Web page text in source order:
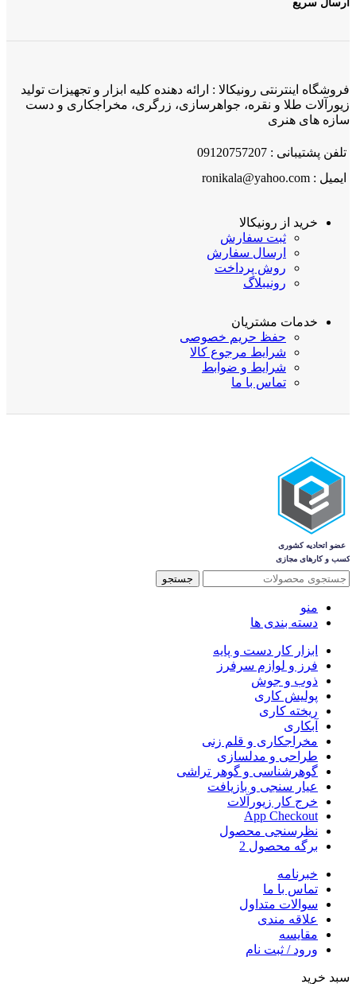
ارسال سریع
فروشگاه اینترنتی رونیکالا : ارائه دهنده کلیه ابزار و تجهیزات تولید
زیورآلات طلا و نقره، جواهرسازی، زرگری، مخراجکاری و دست
سازه های هنری
تلفن پشتیبانی : 09120757207
ایمیل : ronikala@yahoo.com
خرید از رونیکالا
ثبت سفارش
ارسال سفارش
روش پرداخت
رونیبلاگ
خدمات مشتریان
حفظ حریم خصوصی
شرایط مرجوع کالا
شرایط و ضوابط
تماس با ما
جستجو
منو
دسته بندی ها
ابزار کار دست و پایه
فرز و لوازم سرفرز
ذوب و جوش
پولیش کاری
ریخته کاری
آبکاری
مخراجکاری و قلم زنی
طراحی و مدلسازی
گوهرشناسی و گوهر تراشی
عیار سنجی و بازیافت
خرج کار زیورآلات
App Checkout
نظرسنجی محصول
برگه محصول 2
خبرنامه
تماس با ما
سوالات متداول
علاقه مندی
مقایسه
ورود / ثبت نام
سبد خرید